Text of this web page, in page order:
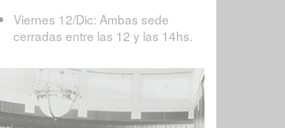
Viernes 12/Dic: Ambas sede
cerradas entre las 12 y las 14hs.